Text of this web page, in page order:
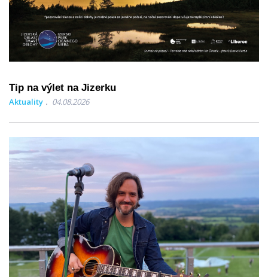
Tip na výlet na Jizerku
Aktuality 04.08.2026